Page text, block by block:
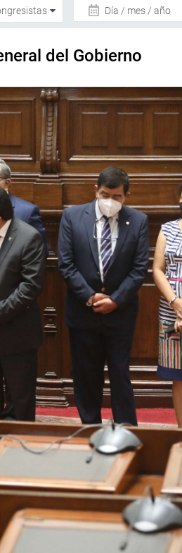
Día / mes / año
del Gobierno